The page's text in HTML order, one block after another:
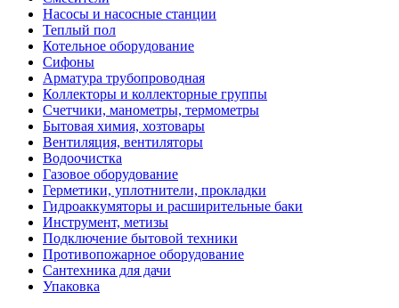
Насосы и насосные станции
Теплый пол
Котельное оборудование
Сифоны
Арматура трубопроводная
Коллекторы и коллекторные группы
Счетчики, манометры, термометры
Бытовая химия, хозтовары
Вентиляция, вентиляторы
Водоочистка
Газовое оборудование
Герметики, уплотнители, прокладки
Гидроаккумяторы и расширительные баки
Инструмент, метизы
Подключение бытовой техники
Противопожарное оборудование
Сантехника для дачи
Упаковка